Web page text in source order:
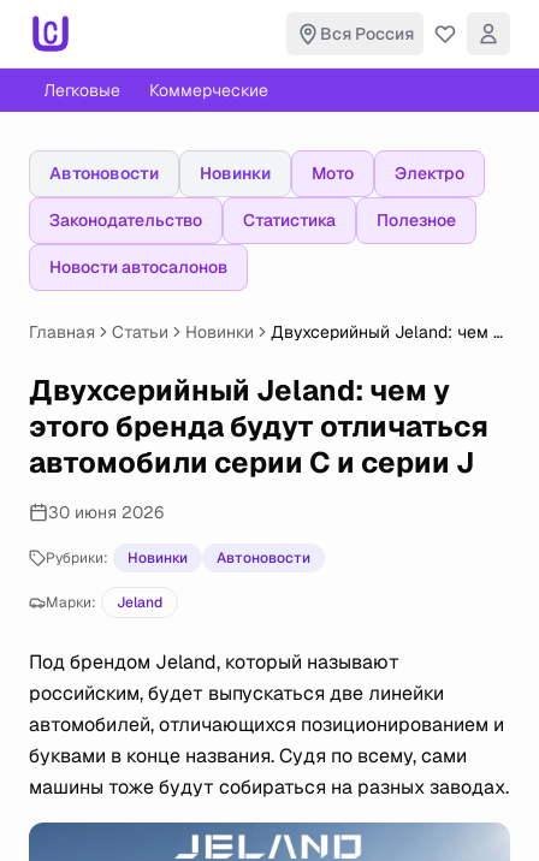
Вся Россия
Легковые Коммерческие
Автоновости Новинки Мото Электро
Законодательство Статистика Полезное
Новости автосалонов
Главная Статьи Новинки
Двухсерийный Jeland: чем у
отличаться автомобили
серии C и серии J
Двухсерийный Jeland: чем у
этого бренда будут отличаться
автомобили серии C и серии J
30 июня 2026
Рубрики: Новинки Автоновости
Марки: Jeland
Под брендом Jeland, который называют
российским, будет выпускаться две линейки
автомобилей, отличающихся позиционированием и
буквами в конце названия. Судя по всему, сами
машины тоже будут собираться на разных заводах.